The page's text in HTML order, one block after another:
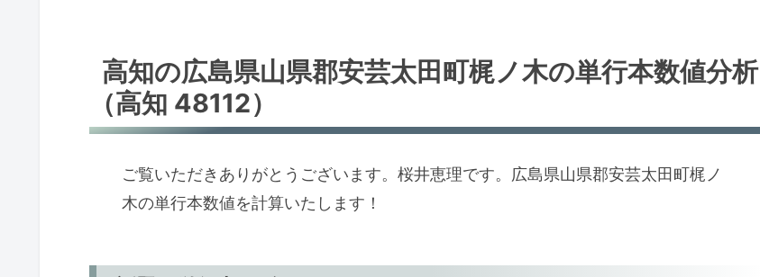
高知の広島県山県郡安芸太田町梶ノ木の単行本数値分析
（高知 48112）
ご覧いただきありがとうございます。桜井恵理です。広島県山県郡安芸太田町梶ノ
木の単行本数値を計算いたします！